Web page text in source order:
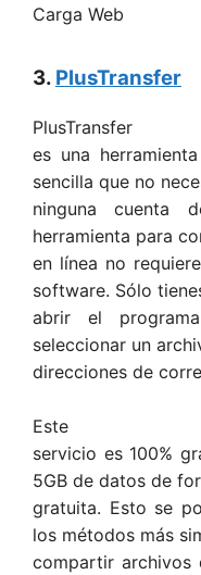
Carga Web
3. PlusTransfer
PlusTransfer
es una
sencilla que no
ninguna cuenta
herramienta para
en línea no
software. Sólo
abrir el
seleccionar un
direcciones de
Este
servicio es 100%
5GB de datos de
gratuita. Esto se
los métodos más
compartir archivos